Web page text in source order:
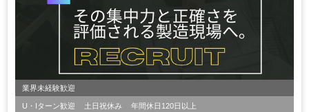
業界未経験歓迎
U・Iターン歓迎 土日祝休み
年間休日120日以上